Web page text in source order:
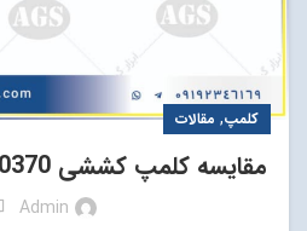
کلمپ, مقالات
مقایسه کلمپ کششی CH-40370 و CH-40380
Admin